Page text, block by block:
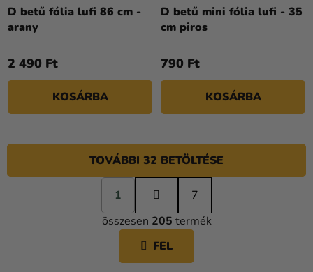
D betű fólia lufi 86 cm -
arany
2 490 Ft
KOSÁRBA
D betű mini fólia lufi - 35
cm piros
790 Ft
KOSÁRBA
L
I
S
T
TOVÁBBI 32 BETÖLTÉSE
L
a
p
o
á
s
1
7
összesen 205 termék
FEL